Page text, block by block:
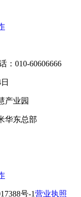
：010-60606666
产业园
华东总部
号-1营业执照